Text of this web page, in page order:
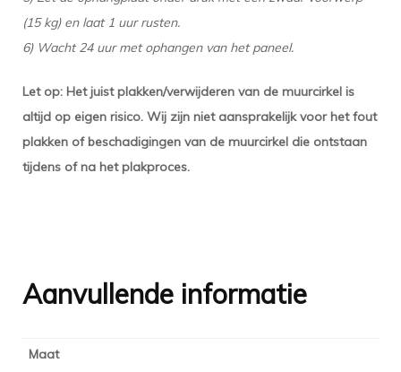
(15 kg) en laat 1 uur rusten.
6) Wacht 24 uur met ophangen van het paneel.
Let op: Het juist plakken/verwijderen van de muurcirkel is
altijd op eigen risico. Wij zijn niet aansprakelijk voor het fout
plakken of beschadigingen van de muurcirkel die ontstaan
tijdens of na het plakproces.
Aanvullende informatie
Maat